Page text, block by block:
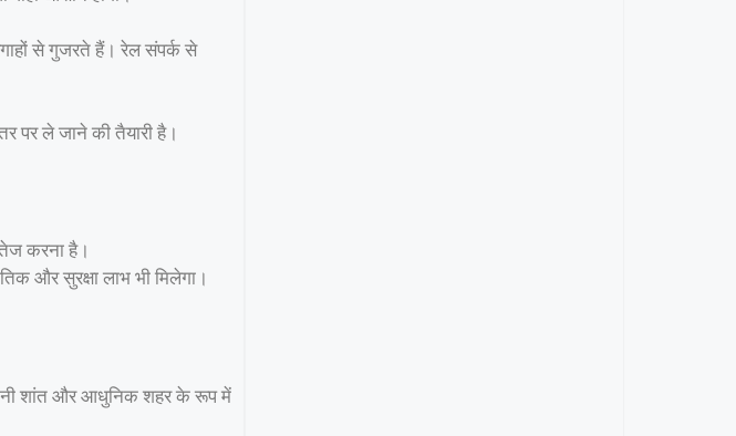
से गुजरते हैं। रेल संपर्क से
पर ले जाने की तैयारी है।
करना है।
और सुरक्षा लाभ भी मिलेगा।
शांत और आधुनिक शहर के रूप में